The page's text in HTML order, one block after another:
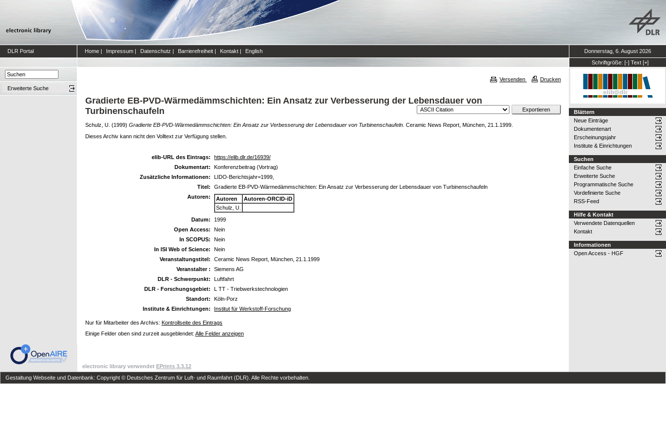
DLR Portal Home | Impressum | Datenschutz | Barrierefreiheit | Kontakt | English
Donnerstag, 6. August 2026
Schriftgröße: [-] Text [+]
Erweiterte Suche
Versenden Drucken
Gradierte EB-PVD-Wärmedämmschichten: Ein Ansatz zur Verbesserung der Lebensdauer von
Turbinenschaufeln
Schulz, U. (1999) Gradierte EB-PVD-Wärmedämmschichten: Ein Ansatz zur Verbesserung der Lebensdauer von Turbinenschaufeln. Ceramic News Report, München, 21.1.1999.
Dieses Archiv kann nicht den Volltext zur Verfügung stellen.
elib-URL des Eintrags:
https://elib.dlr.de/16939/
Dokumentart:
Konferenzbeitrag (Vortrag)
Zusätzliche Informationen:
LIDO-Berichtsjahr=1999,
Titel:
Gradierte EB-PVD-Wärmedämmschichten: Ein Ansatz zur Verbesserung der Lebensdauer von Turbinenschaufeln
Autoren:
Autoren
Autoren-ORCID-iD
Schulz, U.
Datum:
1999
Open Access:
Nein
In SCOPUS:
Nein
In ISI Web of Science:
Nein
Veranstaltungstitel:
Ceramic News Report, München, 21.1.1999
Veranstalter :
Siemens AG
DLR - Schwerpunkt:
Luftfahrt
DLR - Forschungsgebiet:
L TT - Triebwerkstechnologien
Standort:
Köln-Porz
Institute & Einrichtungen:
Institut für Werkstoff-Forschung
Nur für Mitarbeiter des Archivs: Kontrollseite des Eintrags
Einige Felder oben sind zurzeit ausgeblendet: Alle Felder anzeigen
Blättern
Neue Einträge
Dokumentenart
Erscheinungsjahr
Institute & Einrichtungen
Suchen
Einfache Suche
Erweiterte Suche
Programmatische Suche
Vordefinierte Suche
RSS-Feed
Hilfe & Kontakt
Verwendete Datenquellen
Kontakt
Informationen
Open Access - HGF
electronic library verwendet EPrints 3.3.12
Gestaltung Webseite und Datenbank: Copyright © Deutsches Zentrum für Luft- und Raumfahrt (DLR). Alle Rechte vorbehalten.